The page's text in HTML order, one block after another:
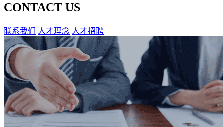
CONTACT US
联系我们 人才理念 人才招聘